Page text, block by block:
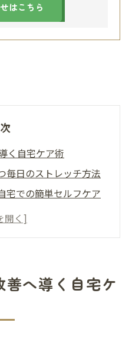
はこちら
く自宅ケア術
毎日のストレッチ方法
宅での簡単セルフケア
インナーマッスル強化
へ導く自宅ケ